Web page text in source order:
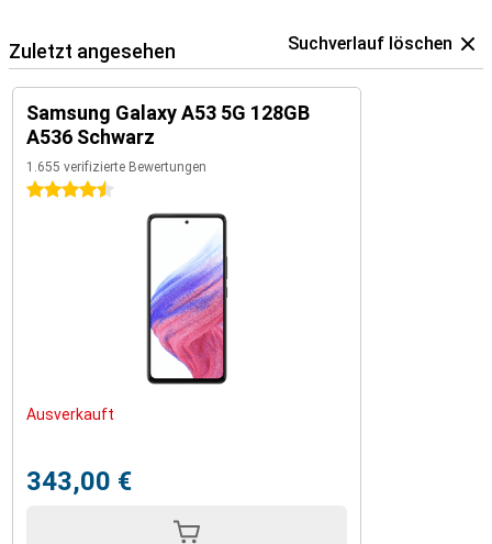
Zuletzt angesehen Suchverlauf löschen
Samsung Galaxy A53 5G 128GB
A536 Schwarz
1.655 verifizierte Bewertungen
4.5 Sterne
Ausverkauft
343,00 €